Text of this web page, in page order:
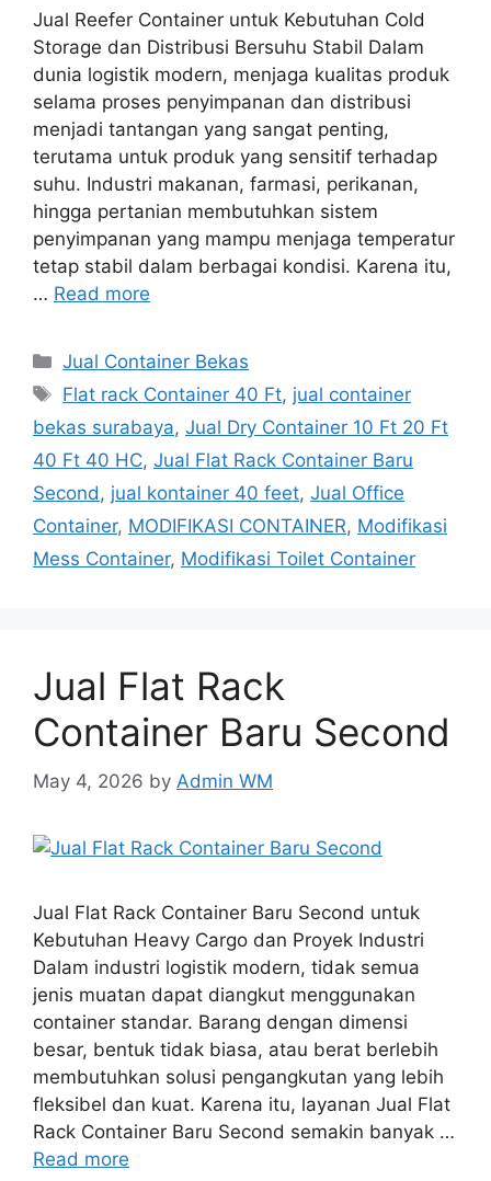
Jual Reefer Container untuk Kebutuhan Cold
Storage dan Distribusi Bersuhu Stabil Dalam
dunia logistik modern, menjaga kualitas produk
selama proses penyimpanan dan distribusi
menjadi tantangan yang sangat penting,
terutama untuk produk yang sensitif terhadap
suhu. Industri makanan, farmasi, perikanan,
hingga pertanian membutuhkan sistem
penyimpanan yang mampu menjaga temperatur
tetap stabil dalam berbagai kondisi. Karena itu,
… Read more
Categories
Jual Container Bekas
Tags
Flat rack Container 40 Ft, jual container
bekas surabaya, Jual Dry Container 10 Ft 20 Ft
40 Ft 40 HC, Jual Flat Rack Container Baru
Second, jual kontainer 40 feet, Jual Office
Container, MODIFIKASI CONTAINER, Modifikasi
Mess Container, Modifikasi Toilet Container
Jual Flat Rack
Container Baru Second
May 4, 2026 by Admin WM
Jual Flat Rack Container Baru Second untuk
Kebutuhan Heavy Cargo dan Proyek Industri
Dalam industri logistik modern, tidak semua
jenis muatan dapat diangkut menggunakan
container standar. Barang dengan dimensi
besar, bentuk tidak biasa, atau berat berlebih
membutuhkan solusi pengangkutan yang lebih
fleksibel dan kuat. Karena itu, layanan Jual Flat
Rack Container Baru Second semakin banyak …
Read more